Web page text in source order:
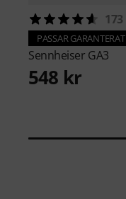
173
PASSAR GARANTERAT
Sennheiser GA3
548 kr